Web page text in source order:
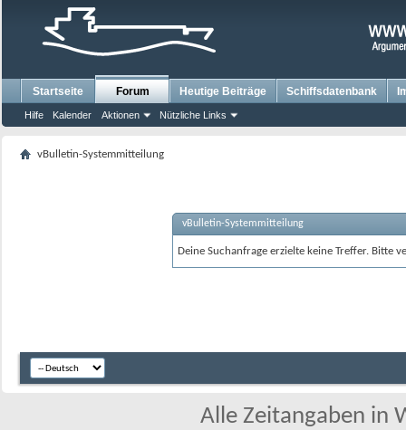
Startseite Forum
Hilfe Kalender Aktionen Nützliche Links
Heutige Beiträge Schiffsdatenbank
vBulletin-Systemmitteilung
vBulletin-Systemmitteilung
Deine Suchanfrage erzielte keine Treffer. Bitte
Alle Zeitangaben in